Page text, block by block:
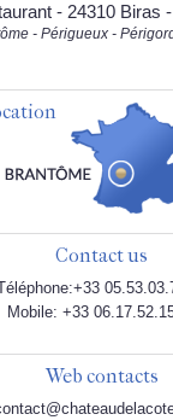
- 24310 Biras
- Périgueux -
Contact us
Mobile: +33
Web contacts